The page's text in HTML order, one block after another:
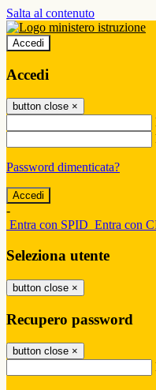
Salta al contenuto
Accedi
Accedi
button close ×
Password dimenticata?
-
Entra con SPID Entra con
Seleziona utente
button close ×
Recupero password
button close ×